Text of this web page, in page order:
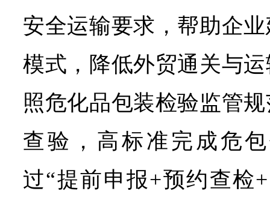
安全运输要求，帮助企
模式，降低外贸通关与
照危化品包装检验监管
查验，高标准完成危
过“提前申报+预约查检